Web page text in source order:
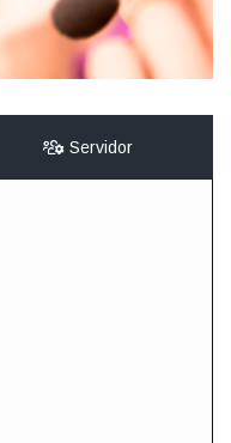
Servidor